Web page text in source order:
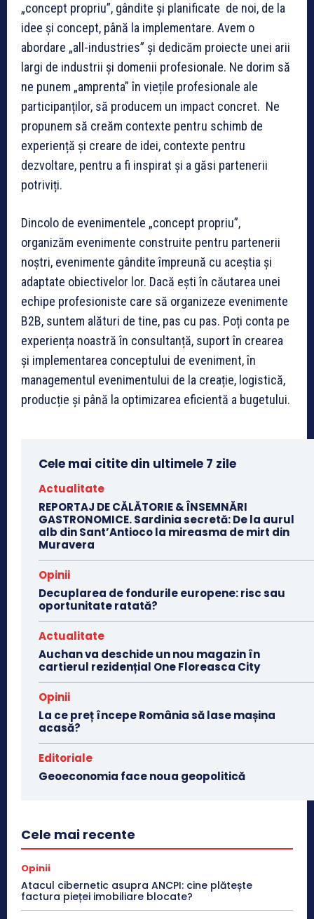
„concept propriu”, gândite și planificate de noi, de la
idee și concept, până la implementare. Avem o
abordare „all-industries” și dedicăm proiecte unei arii
largi de industrii și domenii profesionale. Ne dorim să
ne punem „amprenta” în viețile profesionale ale
participanților, să producem un impact concret. Ne
propunem să creăm contexte pentru schimb de
experiență și creare de idei, contexte pentru
dezvoltare, pentru a fi inspirat și a găsi partenerii
potriviți.
Dincolo de evenimentele „concept propriu”,
organizăm evenimente construite pentru partenerii
noștri, evenimente gândite împreună cu aceștia și
adaptate obiectivelor lor. Dacă ești în căutarea unei
echipe profesioniste care să organizeze evenimente
B2B, suntem alături de tine, pas cu pas. Poți conta pe
experiența noastră în consultanță, suport în crearea
și implementarea conceptului de eveniment, în
managementul evenimentului de la creație, logistică,
producție și până la optimizarea eficientă a bugetului.
Cele mai citite din ultimele 7 zile
Actualitate
REPORTAJ DE CĂLĂTORIE & ÎNSEMNĂRI
GASTRONOMICE. Sardinia secretă: De la aurul
alb din Sant’Antioco la mireasma de mirt din
Muravera
Opinii
Decuplarea de fondurile europene: risc sau
oportunitate ratată?
Actualitate
Auchan va deschide un nou magazin în
cartierul rezidențial One Floreasca City
Opinii
La ce preț începe România să lase mașina
acasă?
Editoriale
Geoeconomia face noua geopolitică
Cele mai recente
Opinii
Atacul cibernetic asupra ANCPI: cine plătește
factura pieței imobiliare blocate?